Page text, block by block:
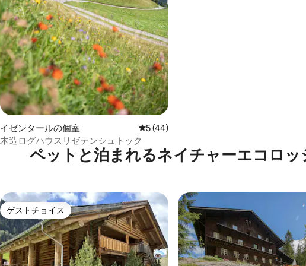
イゼンタールの個室 レビュー44件、5つ星中5つ星の平均評価
5 (44)
木造ログハウスリゼテンシュトック
ペットと泊まれるネイチャーエコロッ
ゲストチョイス
ゲストチョイス